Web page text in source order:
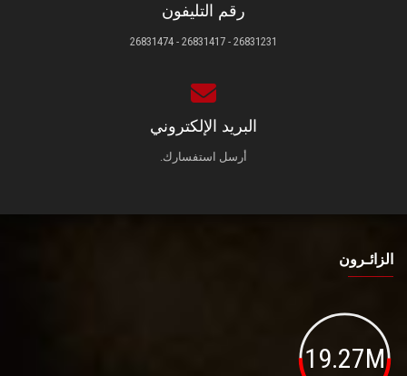
رقم التليفون
26831231 - 26831417 - 26831474
البريد الإلكتروني
أرسل استفسارك.
الزائـرون
19.27M